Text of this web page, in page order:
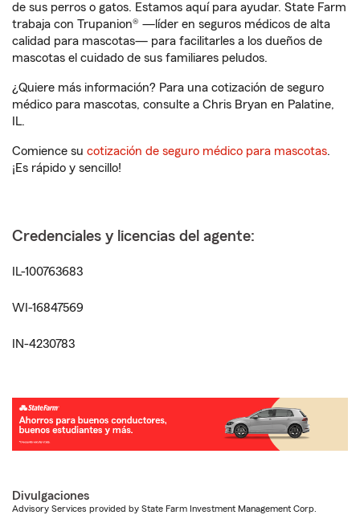
de sus perros o gatos. Estamos aquí para ayudar. State Farm
trabaja con Trupanion® —líder en seguros médicos de alta
calidad para mascotas— para facilitarles a los dueños de
mascotas el cuidado de sus familiares peludos.
¿Quiere más información? Para una cotización de seguro
médico para mascotas, consulte a Chris Bryan en Palatine,
IL.
Comience su cotización de seguro médico para mascotas.
¡Es rápido y sencillo!
Credenciales y licencias del agente:
IL-100763683
WI-16847569
IN-4230783
Divulgaciones
Advisory Services provided by State Farm Investment Management Corp.